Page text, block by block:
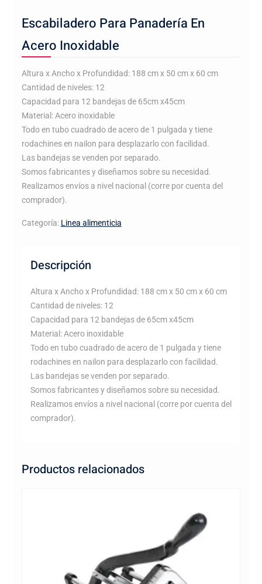
Escabiladero Para Panadería En
Acero Inoxidable
Altura x Ancho x Profundidad: 188 cm x 50 cm x 60 cm
Cantidad de niveles: 12
Capacidad para 12 bandejas de 65cm x45cm
Material: Acero inoxidable
Todo en tubo cuadrado de acero de 1 pulgada y tiene
rodachines en nailon para desplazarlo con facilidad.
Las bandejas se venden por separado.
Somos fabricantes y diseñamos sobre su necesidad.
Realizamos envíos a nivel nacional (corre por cuenta del
comprador).
Categoría: Linea alimenticia
Descripción
Altura x Ancho x Profundidad: 188 cm x 50 cm x 60 cm
Cantidad de niveles: 12
Capacidad para 12 bandejas de 65cm x45cm
Material: Acero inoxidable
Todo en tubo cuadrado de acero de 1 pulgada y tiene
rodachines en nailon para desplazarlo con facilidad.
Las bandejas se venden por separado.
Somos fabricantes y diseñamos sobre su necesidad.
Realizamos envíos a nivel nacional (corre por cuenta del
comprador).
Productos relacionados